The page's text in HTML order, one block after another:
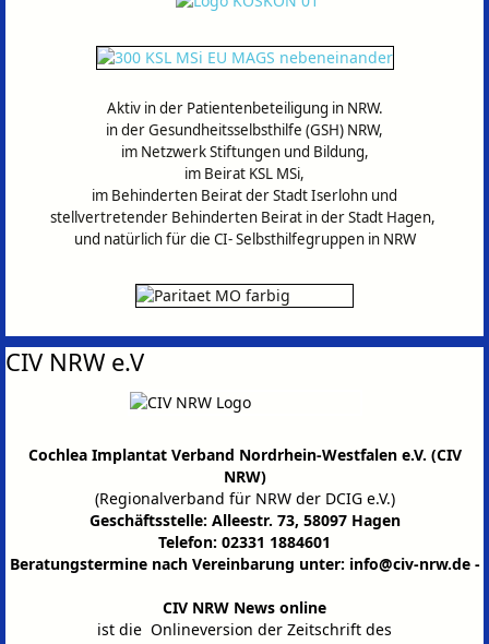
Aktiv in der Patientenbeteiligung in NRW.
in der Gesundheitsselbsthilfe (GSH) NRW,
im Netzwerk Stiftungen und Bildung,
im Beirat KSL MSi,
im Behinderten Beirat der Stadt Iserlohn und
stellvertretender Behinderten Beirat in der Stadt Hagen,
und natürlich für die CI- Selbsthilfegruppen in NRW
CIV NRW e.V
Cochlea Implantat Verband Nordrhein-Westfalen e.V. (CIV
NRW)
(Regionalverband für NRW der DCIG e.V.)
Geschäftsstelle: Alleestr. 73, 58097 Hagen
Telefon: 02331 1884601
Beratungstermine nach Vereinbarung unter: info@civ-nrw.de-
CIV NRW News online
ist die Onlineversion der Zeitschrift des